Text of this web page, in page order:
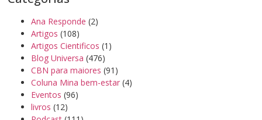
Ana Responde (2)
Artigos (108)
Artigos Cientificos (1)
Blog Universa (476)
CBN para maiores (91)
Coluna Mina bem-estar (4)
Eventos (96)
livros (12)